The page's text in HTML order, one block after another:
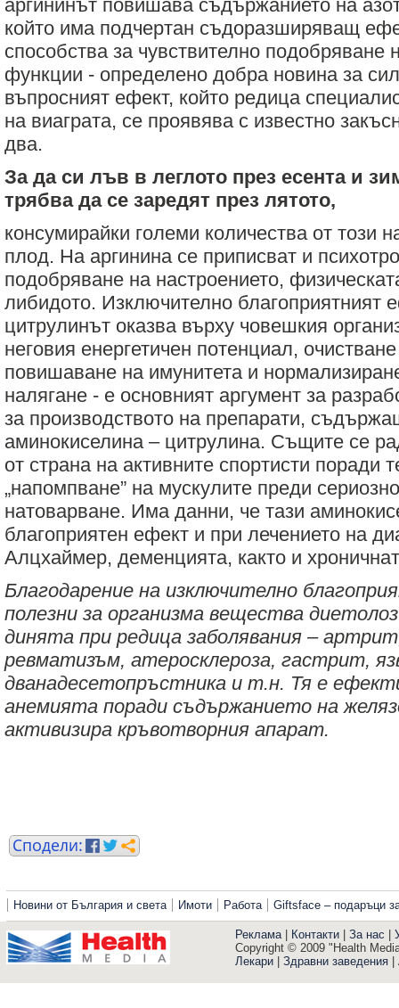
аргининът повишава съдържанието на
който има подчертан съдоразширяващ
способства за чувствително подобряване
функции - определено добра новина за
въпросният ефект, който редица
на виаграта, се проявява с известно
два.
За да си лъв в леглото през есента и
трябва да се заредят през лятото,
консумирайки големи количества от този
плод. На аргинина се приписват и
подобряване на настроението,
либидото. Изключително благоприятният
цитрулинът оказва върху човешкия
неговия енергетичен потенциал,
повишаване на имунитета и
налягане - е основният аргумент за
за производството на препарати,
аминокиселина – цитрулина. Същите се
от страна на активните спортисти поради
„напомпване” на мускулите преди
натоварване. Има данни, че тази
благоприятен ефект и при лечението на
Алцхаймер, деменцията, както и
Благодарение на изключително
полезни за организма вещества
динята при редица заболявания –
ревматизъм, атеросклероза, гастрит,
дванадесетопръстника и т.н. Тя е
анемията поради съдържанието на
активизира кръвотворния апарат.
Новини от България и света Имоти Работа Giftsface – подаръци
Реклама| Контакти За нас
Copyright © 2009 "Health
Лекари
Здравни заведения